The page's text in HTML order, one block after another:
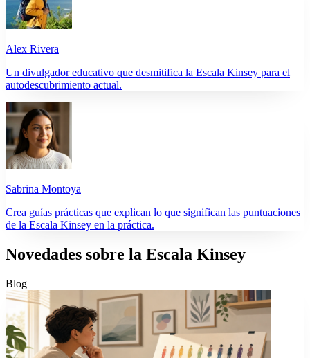
Alex Rivera
Un divulgador educativo que desmitifica la Escala Kinsey para el
autodescubrimiento actual.
Sabrina Montoya
Crea guías prácticas que explican lo que significan las puntuaciones
de la Escala Kinsey en la práctica.
Novedades sobre la Escala Kinsey
Blog